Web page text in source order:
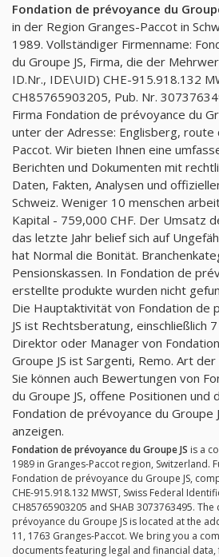
Fondation de prévoyance du
in der Region Granges-Paccot in
1989. Vollständiger Firmenname:
du Groupe JS, Firma, die der
ID.Nr., IDE\UID) CHE-915.918.132
CH85765903205, Pub. Nr.
Firma Fondation de prévoyance du
unter der Adresse: Englisberg, route
Paccot. Wir bieten Ihnen eine
Berichten und Dokumenten mit
Daten, Fakten, Analysen und
Schweiz. Weniger 10 menschen
Kapital - 759,000 CHF. Der Umsatz
das letzte Jahr belief sich auf
hat Normal die Bonität.
Pensionskassen. In Fondation de
erstellte produkte wurden nicht
Die Hauptaktivität von Fondation de
JS ist Rechtsberatung, einschließlich
Direktor oder Manager von
Groupe JS ist Sargenti, Remo. Art
Sie können auch Bewertungen von
du Groupe JS, offene Positionen und
Fondation de prévoyance du Groupe
anzeigen.
Fondation de prévoyance du Groupe JS is a
1989 in Granges-Paccot region, Switzerland.
Fondation de prévoyance du Groupe JS,
CHE-915.918.132 MWST, Swiss Federal
CH85765903205 and SHAB 3073763495.
prévoyance du Groupe JS is located at the
11, 1763 Granges-Paccot. We bring you a
documents featuring legal and financial